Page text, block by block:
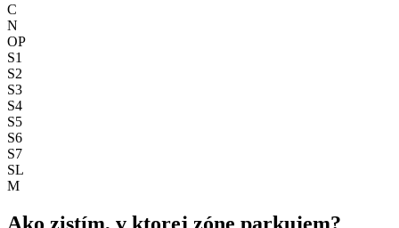
C
N
OP
S1
S2
S3
S4
S5
S6
S7
SL
M
Ako zistím, v ktorej zóne parkujem?